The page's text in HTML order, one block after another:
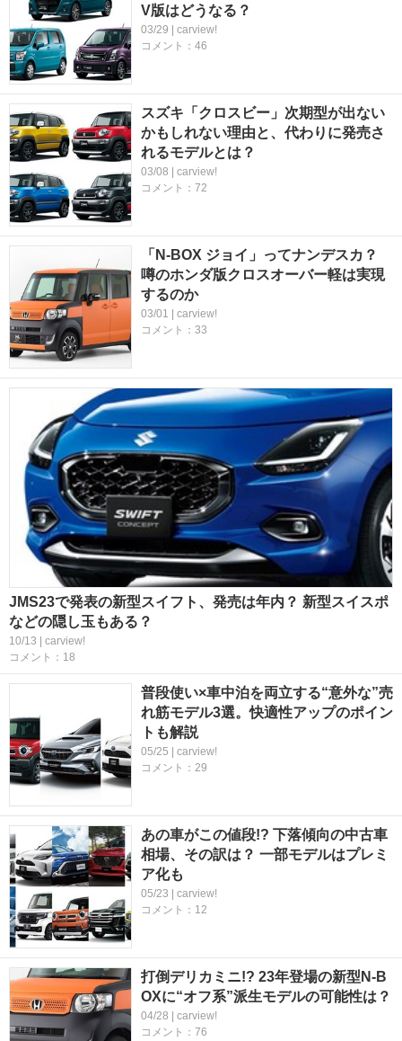
V版はどうなる？
03/29 | carview!
コメント：46
スズキ「クロスビー」次期型が出ない
かもしれない理由と、代わりに発売さ
れるモデルとは？
03/08 | carview!
コメント：72
「N-BOX ジョイ」ってナンデスカ？
噂のホンダ版クロスオーバー軽は実現
するのか
03/01 | carview!
コメント：33
JMS23で発表の新型スイフト、発売は年内？ 新型スイスポ
などの隠し玉もある？
10/13 | carview!
コメント：18
普段使い×車中泊を両立する“意外な”売
れ筋モデル3選。快適性アップのポイン
トも解説
05/25 | carview!
コメント：29
あの車がこの値段!? 下落傾向の中古車
相場、その訳は？ 一部モデルはプレミ
ア化も
05/23 | carview!
コメント：12
打倒デリカミニ!? 23年登場の新型N-B
OXに“オフ系”派生モデルの可能性は？
04/28 | carview!
コメント：76